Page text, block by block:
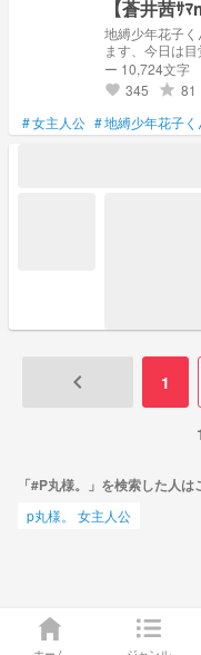
【蒼井茜ｻ
地縛少年花子くんﾖﾘ蒼井茜
ます、今日は
いつもこうよ」
ら、そう？」 「はい、と
は？」 「僕の
す」 「執事、
(*^^*)」 これはお嬢様と執事の(っ'ヮ'c)＜ｶｧｧｧｧｧｵｫｫｫｫｫｽｩｩｩｩｩ
ー 10,724文字
favorite 345 grade 81
#女主人公 #地縛少年花子く
keyboard_arrow_left 1
「#P丸様。」を検索した人
p丸様。 女主人公